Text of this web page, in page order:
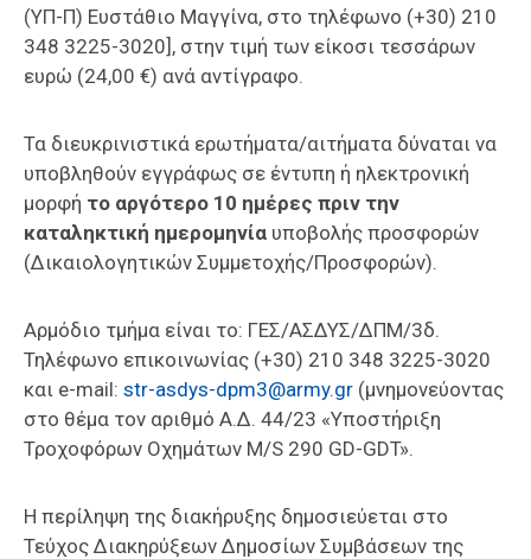
(ΥΠ-Π) Ευστάθιο Μαγγίνα, στο τηλέφωνο (+30) 210
348 3225-3020], στην τιμή των είκοσι τεσσάρων
ευρώ (24,00 €) ανά αντίγραφο.
Τα διευκρινιστικά ερωτήματα/αιτήματα δύναται να
υποβληθούν εγγράφως σε έντυπη ή ηλεκτρονική
μορφή το αργότερο 10 ημέρες πριν την
καταληκτική ημερομηνία υποβολής προσφορών
(Δικαιολογητικών Συμμετοχής/Προσφορών).
Αρμόδιο τμήμα είναι το: ΓΕΣ/ΑΣΔΥΣ/ΔΠΜ/3δ.
Τηλέφωνο επικοινωνίας (+30) 210 348 3225-3020
και e-mail: str-asdys-dpm3@army.gr (μνημονεύοντας
στο θέμα τον αριθμό Α.Δ. 44/23 «Υποστήριξη
Τροχοφόρων Οχημάτων M/S 290 GD-GDT».
Η περίληψη της διακήρυξης δημοσιεύεται στο
Τεύχος Διακηρύξεων Δημοσίων Συμβάσεων της